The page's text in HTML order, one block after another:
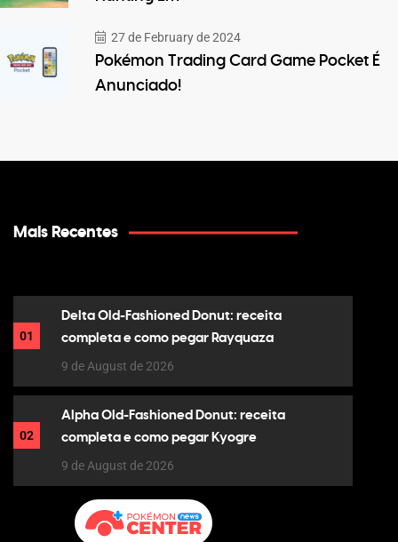
27 de February de 2024
Pokémon Trading Card Game Pocket É
Anunciado!
Mais Recentes
01
Delta Old-Fashioned Donut: receita
completa e como pegar Rayquaza
9 de August de 2026
02
Alpha Old-Fashioned Donut: receita
completa e como pegar Kyogre
9 de August de 2026